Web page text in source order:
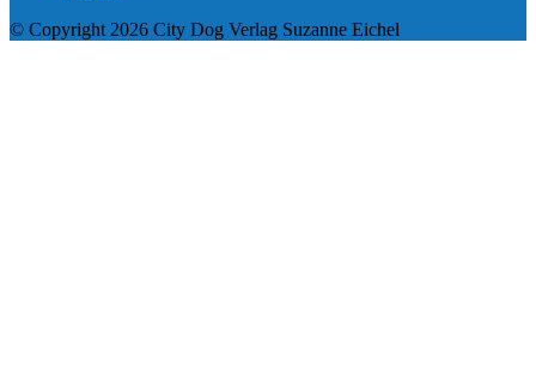
© Copyright 2026 City Dog Verlag Suzanne Eichel